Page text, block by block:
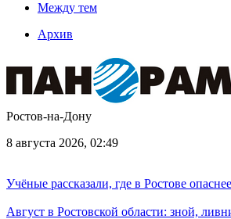
Между тем
Архив
Ростов-на-Дону
8 августа 2026, 02:49
Учёные рассказали, где в Ростове
Август в Ростовской области: зной,